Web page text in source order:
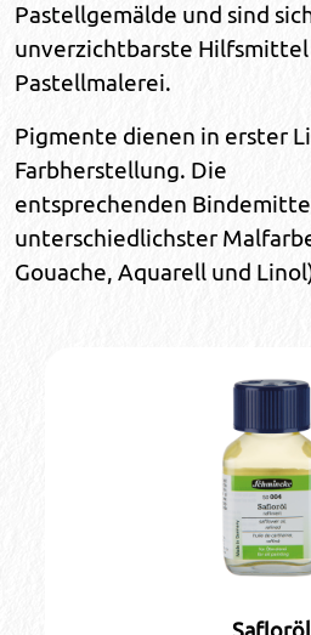
Pastellgemälde und sind
unverzichtbarste
Pastellmalerei.
Pigmente dienen in erster
Farbherstellung. Die
entsprechenden
unterschiedlichster
Gouache, Aquarell und